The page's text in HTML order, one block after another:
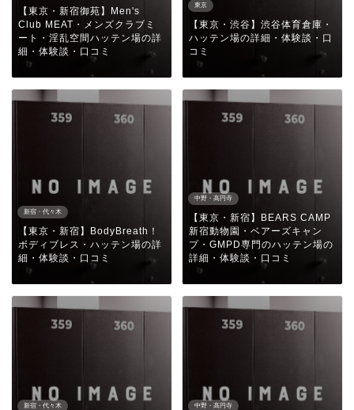
【東京・新宿御苑】Men's
Club MEAT・メンズクラブミ
ート・淫乱空間ハッテン場の詳
細・体験談・口コミ
東京
【東京・渋谷】渋谷体育倉庫・
ハッテン場の詳細・体験談・口
コミ
新宿・代々木
【東京・新宿】BodyBreath！
ボディブレス・ハッテン場の詳
細・体験談・口コミ
中野・高円寺
【東京・新宿】BEARS CAMP
新宿動物園・ベアーズキャン
プ・GMPD専門のハッテン場の
詳細・体験談・口コミ
新宿・代々木 中野・高円寺